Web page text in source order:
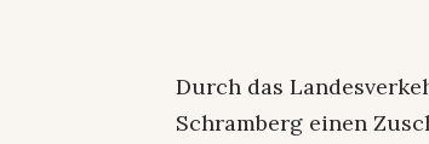
Durch das
Schramberg einen